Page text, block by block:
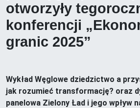
otworzyły
konferencji
granic 2025”
Wykład Węglowe dziedzictwo a
jak rozumieć transformację? oraz
panelowa Zielony Ład i jego wpływ